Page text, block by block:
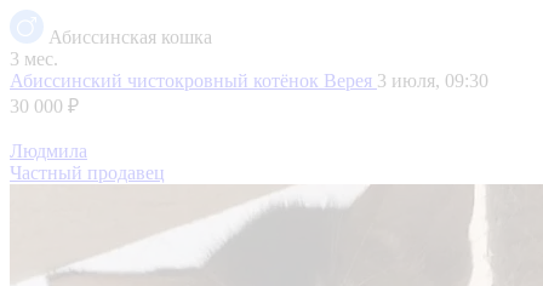
Абиссинская кошка
3 мес.
Абиссинский чистокровный котёнок Верея 3 июля, 09:30
30 000 ₽
Людмила
Частный продавец